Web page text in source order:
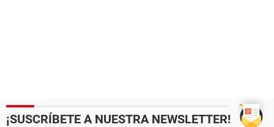
¡SUSCRÍBETE A NUESTRA NEWSLETTER!